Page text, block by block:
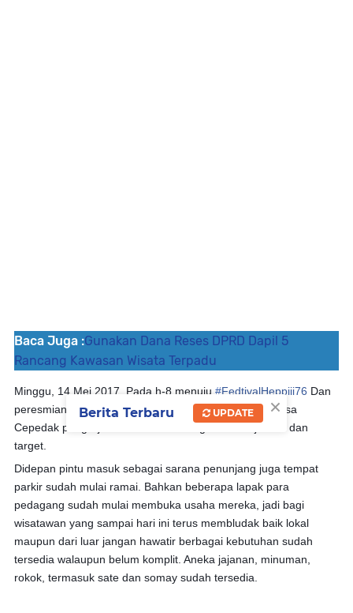
Baca Juga :Gunakan Dana Reses DPRD Dapil 5
Rancang Kawasan Wisata Terpadu
Minggu, 14 Mei 2017. Pada h-8 menuju #FedtivalHeppiii76 Dan
peresmian Obyek wisata alam Curug Gunung Putri Desa
Cepedak pengerjaan terus di kebut agar sesuai jadwal dan
target.
Didepan pintu masuk sebagai sarana penunjang juga tempat
parkir sudah mulai ramai. Bahkan beberapa lapak para
pedagang sudah mulai membuka usaha mereka, jadi bagi
wisatawan yang sampai hari ini terus membludak baik lokal
maupun dari luar jangan hawatir berbagai kebutuhan sudah
tersedia walaupun belum komplit. Aneka jajanan, minuman,
rokok, termasuk sate dan somay sudah tersedia.
×
Berita Terbaru UPDATE